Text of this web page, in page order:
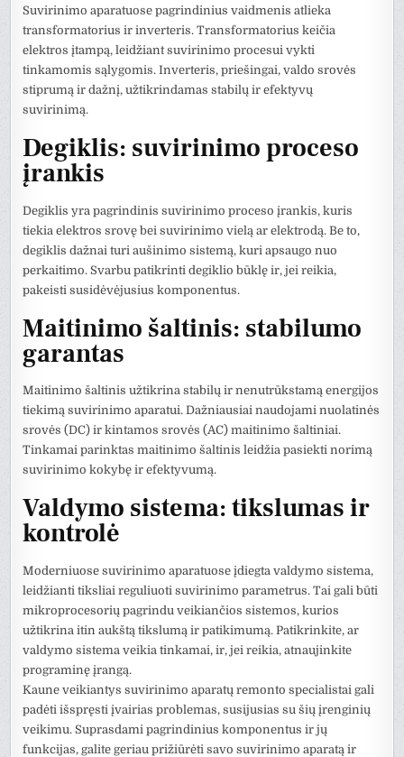
Suvirinimo aparatuose pagrindinius vaidmenis atlieka
transformatorius ir inverteris. Transformatorius keičia
elektros įtampą, leidžiant suvirinimo procesui vykti
tinkamomis sąlygomis. Inverteris, priešingai, valdo srovės
stiprumą ir dažnį, užtikrindamas stabilų ir efektyvų
suvirinimą.
Degiklis: suvirinimo proceso
įrankis
Degiklis yra pagrindinis suvirinimo proceso įrankis, kuris
tiekia elektros srovę bei suvirinimo vielą ar elektrodą. Be to,
degiklis dažnai turi aušinimo sistemą, kuri apsaugo nuo
perkaitimo. Svarbu patikrinti degiklio būklę ir, jei reikia,
pakeisti susidėvėjusius komponentus.
Maitinimo šaltinis: stabilumo
garantas
Maitinimo šaltinis užtikrina stabilų ir nenutrūkstamą energijos
tiekimą suvirinimo aparatui. Dažniausiai naudojami nuolatinės
srovės (DC) ir kintamos srovės (AC) maitinimo šaltiniai.
Tinkamai parinktas maitinimo šaltinis leidžia pasiekti norimą
suvirinimo kokybę ir efektyvumą.
Valdymo sistema: tikslumas ir
kontrolė
Moderniuose suvirinimo aparatuose įdiegta valdymo sistema,
leidžianti tiksliai reguliuoti suvirinimo parametrus. Tai gali būti
mikroprocesorių pagrindu veikiančios sistemos, kurios
užtikrina itin aukštą tikslumą ir patikimumą. Patikrinkite, ar
valdymo sistema veikia tinkamai, ir, jei reikia, atnaujinkite
programinę įrangą.
Kaune veikiantys suvirinimo aparatų remonto specialistai gali
padėti išspręsti įvairias problemas, susijusias su šių įrenginių
veikimu. Suprasdami pagrindinius komponentus ir jų
funkcijas, galite geriau prižiūrėti savo suvirinimo aparatą ir